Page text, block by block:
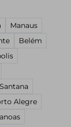
Manaus
Belém
Alegre